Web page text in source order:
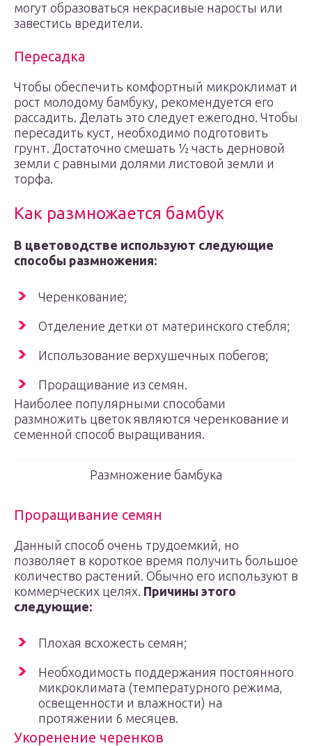
могут образоваться некрасивые наросты или
завестись вредители.
Пересадка
Чтобы обеспечить комфортный микроклимат и
рост молодому бамбуку, рекомендуется его
рассадить. Делать это следует ежегодно. Чтобы
пересадить куст, необходимо подготовить
грунт. Достаточно смешать ½ часть дерновой
земли с равными долями листовой земли и
торфа.
Как размножается бамбук
В цветоводстве используют следующие
способы размножения:
Черенкование;
Отделение детки от материнского стебля;
Использование верхушечных побегов;
Проращивание из семян.
Наиболее популярными способами
размножить цветок являются черенкование и
семенной способ выращивания.
Размножение бамбука
Проращивание семян
Данный способ очень трудоемкий, но
позволяет в короткое время получить большое
количество растений. Обычно его используют в
коммерческих целях. Причины этого
следующие:
Плохая всхожесть семян;
Необходимость поддержания постоянного
микроклимата (температурного режима,
освещенности и влажности) на
протяжении 6 месяцев.
Укоренение черенков